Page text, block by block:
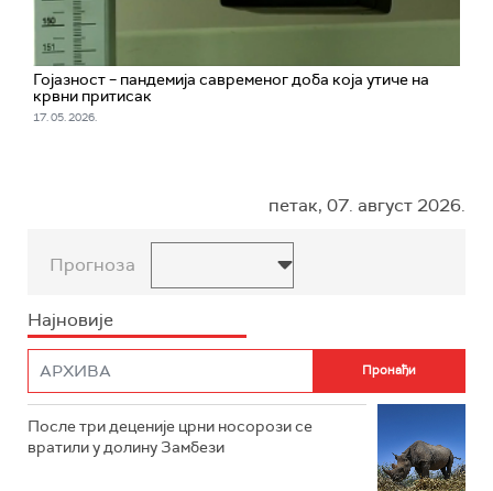
Гојазност – пандемија савременог доба која утиче на
крвни притисак
17. 05. 2026.
петак, 07. август 2026.
Прогноза
Најновије
После три деценије црни носорози се
вратили у долину Замбези